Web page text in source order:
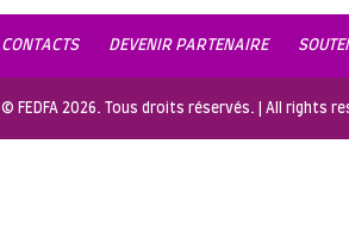
CONTACTS DEVENIR PARTENAIRE
© FEDFA 2026. Tous droits réservés. | All rights